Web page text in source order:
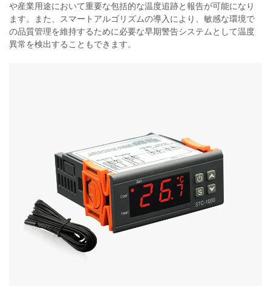
や産業用途において重要な包括的な温度追跡と報告が可能になり
ます。また、スマートアルゴリズムの導入により、敏感な環境で
の品質管理を維持するために必要な早期警告システムとして温度
異常を検出することもできます。